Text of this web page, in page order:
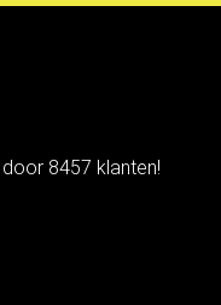
8457 klanten!